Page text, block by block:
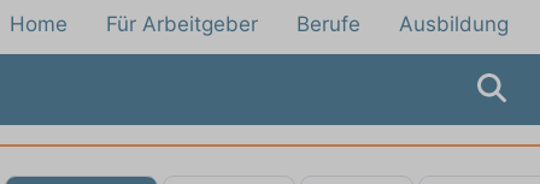
Home Für Arbeitgeber Berufe Ausbildung